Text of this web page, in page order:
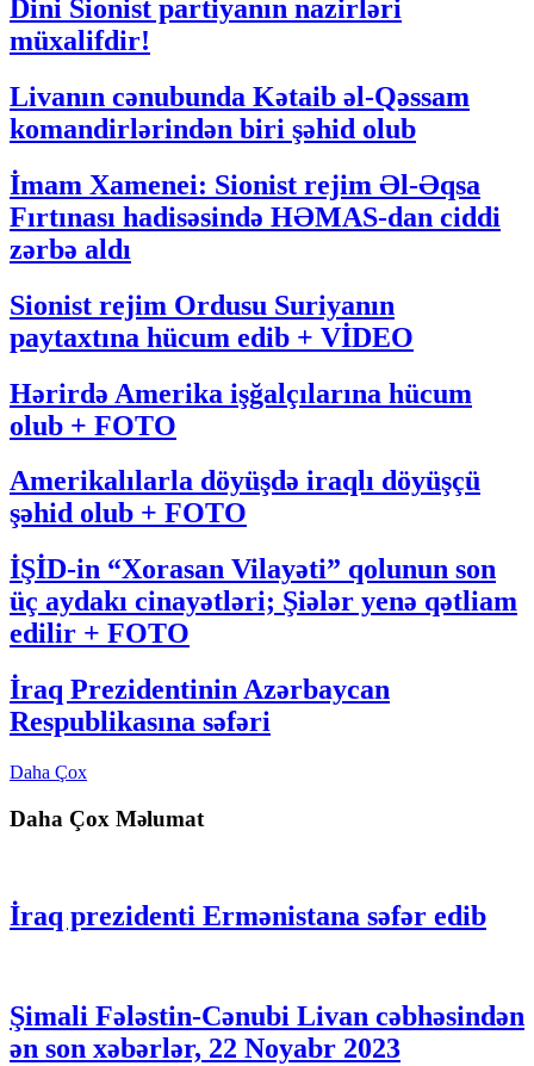
Dini Sionist partiyanın nazirləri
müxalifdir!
Livanın cənubunda Kətaib əl-Qəssam
komandirlərindən biri şəhid olub
İmam Xamenei: Sionist rejim Əl-Əqsa
Fırtınası hadisəsində HƏMAS-dan ciddi
zərbə aldı
Sionist rejim Ordusu Suriyanın
paytaxtına hücum edib + VİDEO
Hərirdə Amerika işğalçılarına hücum
olub + FOTO
Amerikalılarla döyüşdə iraqlı döyüşçü
şəhid olub + FOTO
İŞİD-in “Xorasan Vilayəti” qolunun son
üç aydakı cinayətləri; Şiələr yenə qətliam
edilir + FOTO
İraq Prezidentinin Azərbaycan
Respublikasına səfəri
Daha Çox
Daha Çox Məlumat
İraq prezidenti Ermənistana səfər edib
Şimali Fələstin-Cənubi Livan cəbhəsindən
ən son xəbərlər, 22 Noyabr 2023